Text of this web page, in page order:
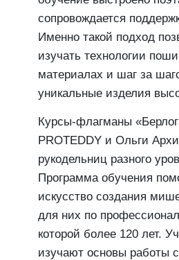
сопровождается
Именно такой подход
изучать технологии
материалах и шаг за
уникальные изделия
Курсы-флагманы
PROTEDDY и Ольги
рукодельниц разного
Программа обучения
искусство создания
для них по
которой более 120 лет.
изучают основы работы